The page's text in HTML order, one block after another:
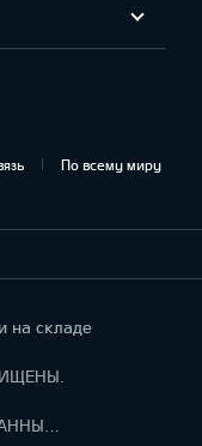
По всему миру
на складе